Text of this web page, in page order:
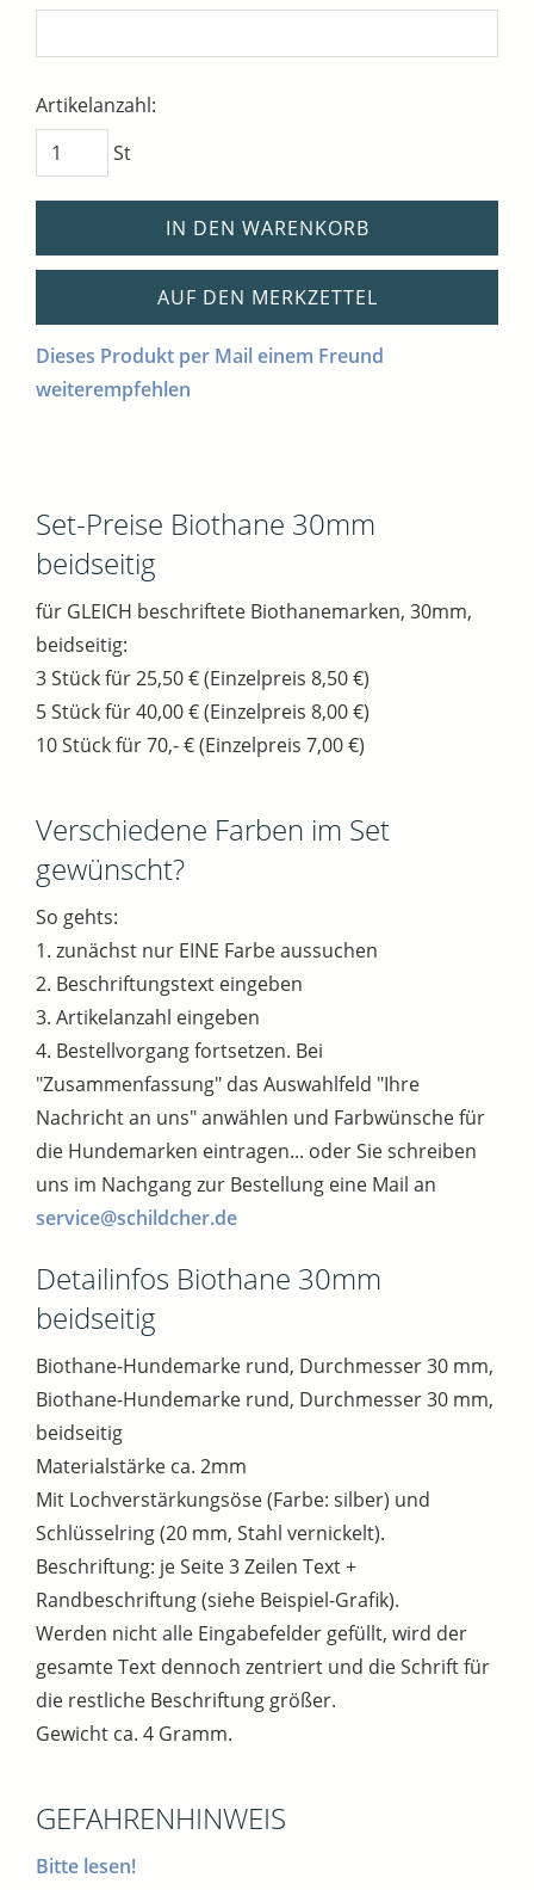
Artikelanzahl:
St
IN DEN WARENKORB
AUF DEN MERKZETTEL
Dieses Produkt per Mail einem Freund
weiterempfehlen
Set-Preise Biothane 30mm
beidseitig
für GLEICH beschriftete Biothanemarken, 30mm,
beidseitig:
3 Stück für 25,50 € (Einzelpreis 8,50 €)
5 Stück für 40,00 € (Einzelpreis 8,00 €)
10 Stück für 70,- € (Einzelpreis 7,00 €)
Verschiedene Farben im Set
gewünscht?
So gehts:
1. zunächst nur EINE Farbe aussuchen
2. Beschriftungstext eingeben
3. Artikelanzahl eingeben
4. Bestellvorgang fortsetzen. Bei
"Zusammenfassung" das Auswahlfeld "Ihre
Nachricht an uns" anwählen und Farbwünsche für
die Hundemarken eintragen... oder Sie schreiben
uns im Nachgang zur Bestellung eine Mail an
service@schildcher.de
Detailinfos Biothane 30mm
beidseitig
Biothane-Hundemarke rund, Durchmesser 30 mm,
Biothane-Hundemarke rund, Durchmesser 30 mm,
beidseitig
Materialstärke ca. 2mm
Mit Lochverstärkungsöse (Farbe: silber) und
Schlüsselring (20 mm, Stahl vernickelt).
Beschriftung: je Seite 3 Zeilen Text +
Randbeschriftung (siehe Beispiel-Grafik).
Werden nicht alle Eingabefelder gefüllt, wird der
gesamte Text dennoch zentriert und die Schrift für
die restliche Beschriftung größer.
Gewicht ca. 4 Gramm.
GEFAHRENHINWEIS
Bitte lesen!